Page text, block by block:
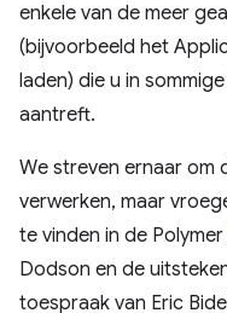
enkele van de meer
(bijvoorbeeld het
laden) die u in
aantreft.
We streven ernaar om
verwerken, maar
te vinden in de Polymer
Dodson en de
toespraak van Eric